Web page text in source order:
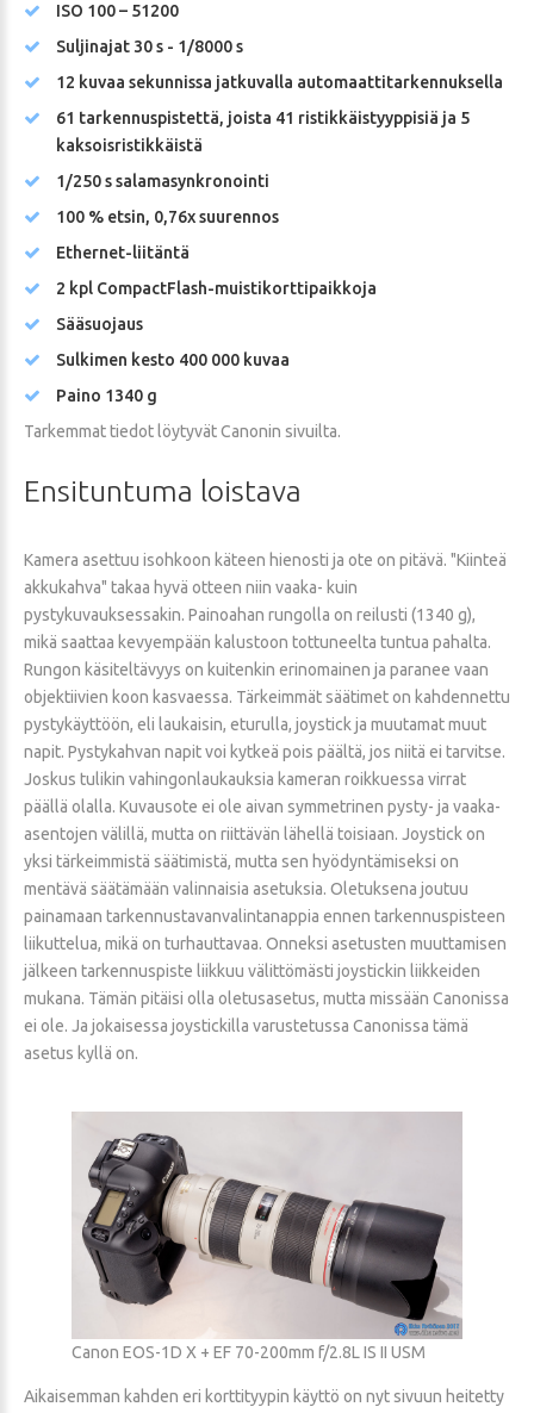
ISO 100 – 51200
Suljinajat 30 s - 1/8000 s
12 kuvaa sekunnissa jatkuvalla automaattitarkennuksella
61 tarkennuspistettä, joista 41 ristikkäistyyppisiä ja 5
kaksoisristikkäistä
1/250 s salamasynkronointi
100 % etsin, 0,76x suurennos
Ethernet-liitäntä
2 kpl CompactFlash-muistikorttipaikkoja
Sääsuojaus
Sulkimen kesto 400 000 kuvaa
Paino 1340 g
Tarkemmat tiedot löytyvät Canonin sivuilta.
Ensituntuma loistava
Kamera asettuu isohkoon käteen hienosti ja ote on pitävä. "Kiinteä
akkukahva" takaa hyvä otteen niin vaaka- kuin
pystykuvauksessakin. Painoahan rungolla on reilusti (1340 g),
mikä saattaa kevyempään kalustoon tottuneelta tuntua pahalta.
Rungon käsiteltävyys on kuitenkin erinomainen ja paranee vaan
objektiivien koon kasvaessa. Tärkeimmät säätimet on kahdennettu
pystykäyttöön, eli laukaisin, eturulla, joystick ja muutamat muut
napit. Pystykahvan napit voi kytkeä pois päältä, jos niitä ei tarvitse.
Joskus tulikin vahingonlaukauksia kameran roikkuessa virrat
päällä olalla. Kuvausote ei ole aivan symmetrinen pysty- ja vaaka-
asentojen välillä, mutta on riittävän lähellä toisiaan. Joystick on
yksi tärkeimmistä säätimistä, mutta sen hyödyntämiseksi on
mentävä säätämään valinnaisia asetuksia. Oletuksena joutuu
painamaan tarkennustavanvalintanappia ennen tarkennuspisteen
liikuttelua, mikä on turhauttavaa. Onneksi asetusten muuttamisen
jälkeen tarkennuspiste liikkuu välittömästi joystickin liikkeiden
mukana. Tämän pitäisi olla oletusasetus, mutta missään Canonissa
ei ole. Ja jokaisessa joystickilla varustetussa Canonissa tämä
asetus kyllä on.
Canon EOS-1D X + EF 70-200mm f/2.8L IS II USM
Aikaisemman kahden eri korttityypin käyttö on nyt sivuun heitetty